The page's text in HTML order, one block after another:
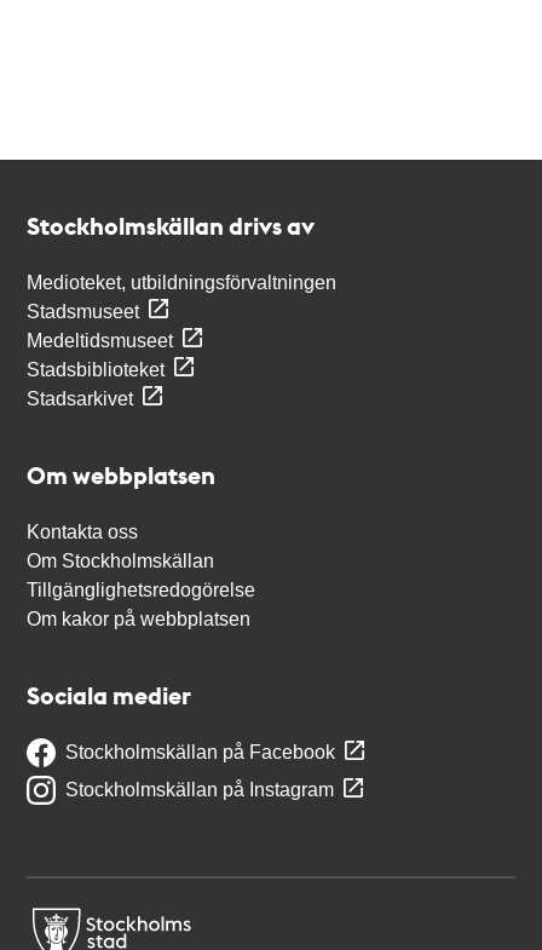
Stockholmskällan drivs av
Medioteket, utbildningsförvaltningen
Stadsmuseet
Medeltidsmuseet
Stadsbiblioteket
Stadsarkivet
Om webbplatsen
Kontakta oss
Om Stockholmskällan
Tillgänglighetsredogörelse
Om kakor på webbplatsen
Sociala medier
Stockholmskällan på Facebook
Stockholmskällan på Instagram